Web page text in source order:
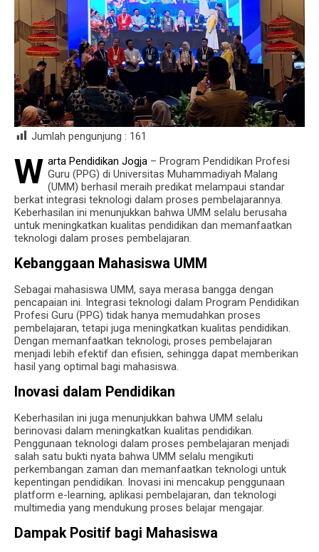
Jumlah pengunjung : 161
W arta Pendidikan Jogja – Program Pendidikan Profesi
Guru (PPG) di Universitas Muhammadiyah Malang
(UMM) berhasil meraih predikat melampaui standar
berkat integrasi teknologi dalam proses pembelajarannya.
Keberhasilan ini menunjukkan bahwa UMM selalu berusaha
untuk meningkatkan kualitas pendidikan dan memanfaatkan
teknologi dalam proses pembelajaran.
Kebanggaan Mahasiswa UMM
Sebagai mahasiswa UMM, saya merasa bangga dengan
pencapaian ini. Integrasi teknologi dalam Program Pendidikan
Profesi Guru (PPG) tidak hanya memudahkan proses
pembelajaran, tetapi juga meningkatkan kualitas pendidikan.
Dengan memanfaatkan teknologi, proses pembelajaran
menjadi lebih efektif dan efisien, sehingga dapat memberikan
hasil yang optimal bagi mahasiswa.
Inovasi dalam Pendidikan
Keberhasilan ini juga menunjukkan bahwa UMM selalu
berinovasi dalam meningkatkan kualitas pendidikan.
Penggunaan teknologi dalam proses pembelajaran menjadi
salah satu bukti nyata bahwa UMM selalu mengikuti
perkembangan zaman dan memanfaatkan teknologi untuk
kepentingan pendidikan. Inovasi ini mencakup penggunaan
platform e-learning, aplikasi pembelajaran, dan teknologi
multimedia yang mendukung proses belajar mengajar.
Dampak Positif bagi Mahasiswa